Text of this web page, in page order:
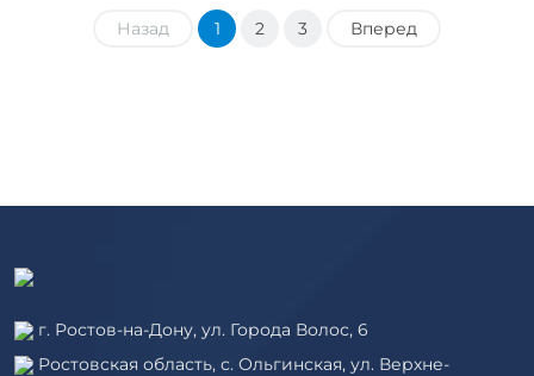
Назад 1 2 3 Вперед
г. Ростов-на-Дону, ул. Города Волос, 6
Ростовская область, с. Ольгинская, ул. Верхне-